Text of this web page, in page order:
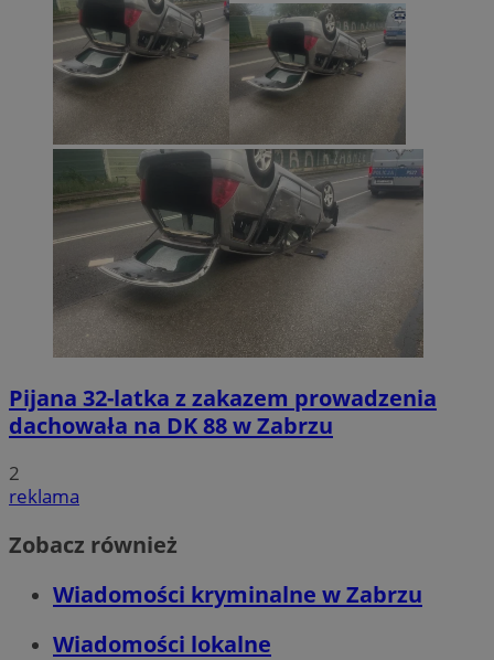
Pijana 32-latka z zakazem prowadzenia
dachowała na DK 88 w Zabrzu
2
reklama
Zobacz również
Wiadomości kryminalne w Zabrzu
Wiadomości lokalne